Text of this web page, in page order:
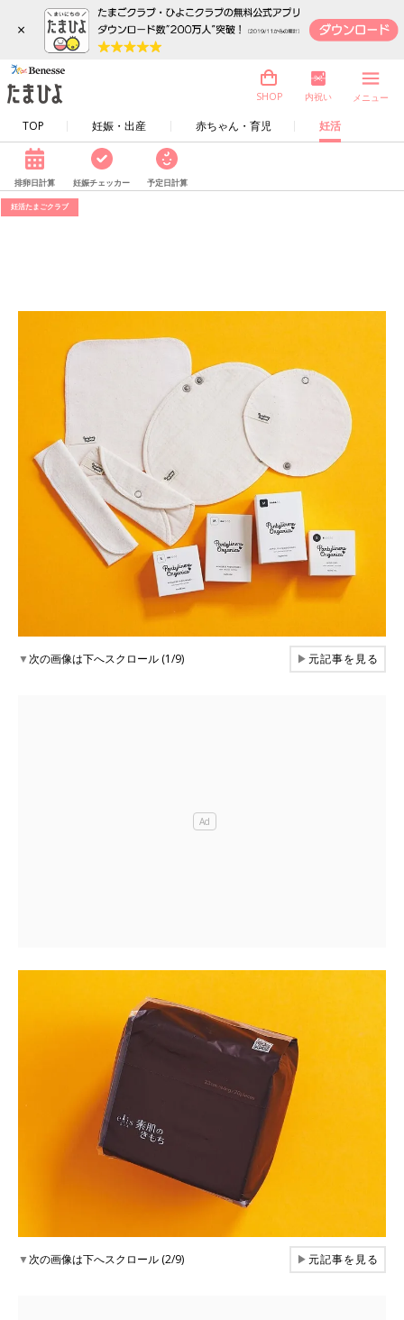
×
TOP 妊娠・出産 赤ちゃん・育児 妊活
SHOP 内祝い メニュー
排卵日計算 妊娠チェッカー 予定日計算
妊活たまごクラブ
▼次の画像は下へスクロール (1/9) ▶元記事を見る
▼次の画像は下へスクロール (2/9) ▶元記事を見る